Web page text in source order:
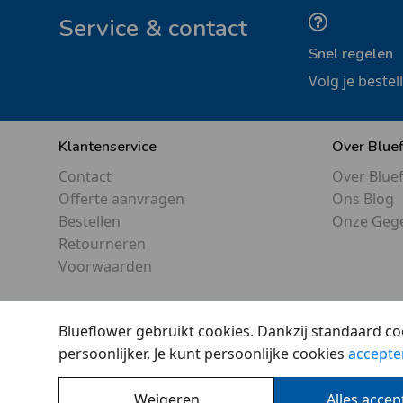
Service & contact
Snel regelen
Volg je
Klantenservice
Contact
Offerte aanvragen
Bestellen
Retourneren
Voorwaarden
Over
Over
Ons Blog
Onze
Blueflower gebruikt cookies. Dankzij standaard
persoonlijker. Je kunt persoonlijke cookies